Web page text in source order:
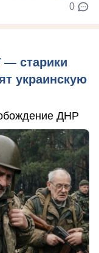
0
— старики
украинскую
ДНР